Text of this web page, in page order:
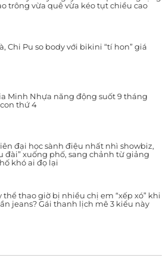
trông vừa quê vừa kéo tụt chiều cao
Chi Pu so body với bikini “tí hon” giá
Minh Nhựa năng động suốt 9 tháng
thứ 4
đại học sành điệu nhất nhì showbiz,
đài” xuống phố, sang chảnh từ giảng
khó ai đọ lại
thể thao giờ bị nhiều chị em “xếp xó” khi
jeans? Gái thanh lịch mê 3 kiểu này